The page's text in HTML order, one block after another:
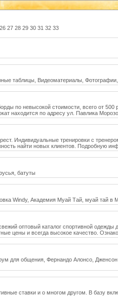
26 27 28 29 30 31 32 33
таблицы, Видеоматериалы,
по невысокой стоимости, всего от
находится по адресу ул. Павлика
Индивидуальные тренировки с
найти новых клиентов. Подробную
батуты
Windy, Академия Муай Тай, муай тай в
оптовый каталог спортивной
цены и всегда высокое качество.
для общения, Фернандо Алонсо,
ставки и о многом другом. В базу